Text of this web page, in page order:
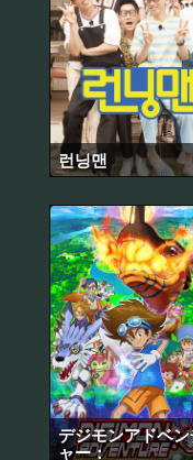
런닝맨
デジモンアドベ
ャー：